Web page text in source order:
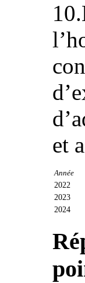
et
Année
2022
2023
2024